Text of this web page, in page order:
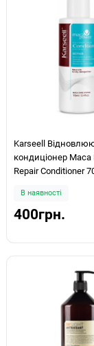
Karseell
кондиціонер Maca
Repair Conditioner
В наявності
400грн.